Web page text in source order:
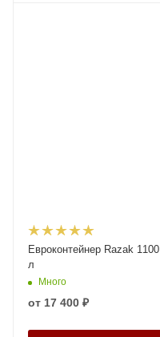
Евроконтейнер Razak 1100
л
Много
от 17 400 ₽